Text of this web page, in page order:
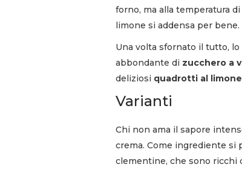
forno, ma alla temperatura
limone si addensa per bene.
Una volta sfornato il tutto, lo
abbondante di zucchero a
deliziosi quadrotti al limone
Varianti
Chi non ama il sapore
crema. Come ingrediente si
clementine, che sono ricchi